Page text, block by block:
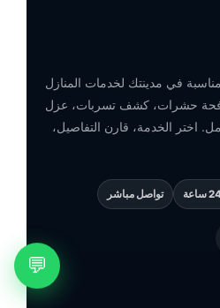
💬
في مدينتك لخدمات المنازل
حشرات، كشف تسربات، عزل
اختر الخدمة، قارن التفاصيل،
تواصل مباشر